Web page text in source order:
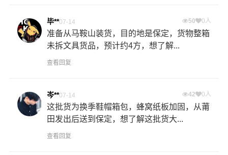
毕**07-14 50 0人
准备从马鞍山装货，目的地是保定，货物整箱
未拆文具货品，预计约4方，想了解...
查看回复
岑**07-14 42 0人
这批货为换季鞋帽箱包，蜂窝纸板加固，从莆
田发出后送到保定，想了解这批货大...
查看回复